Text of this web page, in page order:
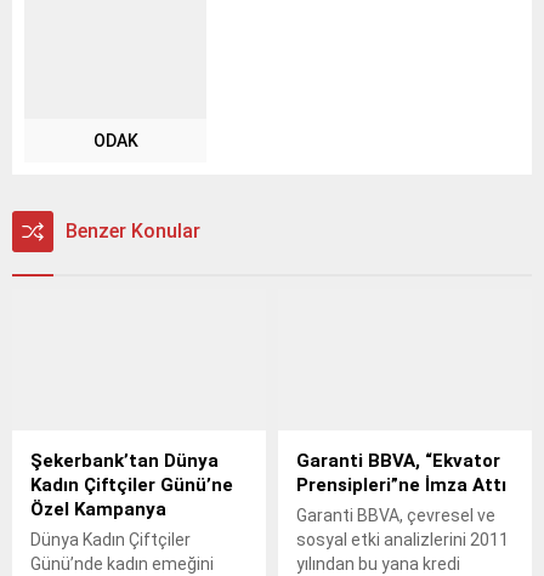
ODAK
Benzer Konular
Şekerbank’tan Dünya
Kadın Çiftçiler Günü’ne
Özel Kampanya
Dünya Kadın Çiftçiler
Günü’nde kadın emeğini
Garanti BBVA, “Ekvator
Prensipleri”ne İmza Attı
Garanti BBVA, çevresel ve
sosyal etki analizlerini 2011
yılından bu yana kredi